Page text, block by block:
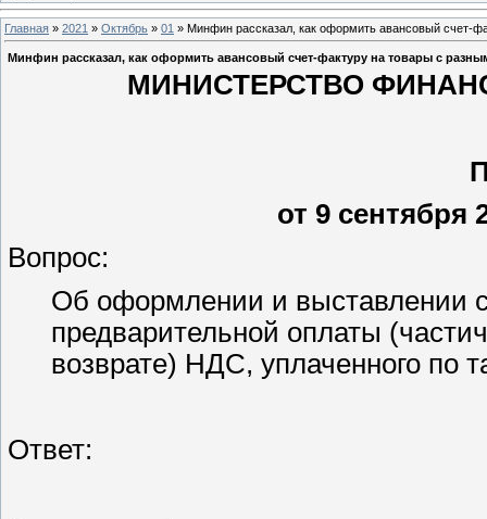
Главная » 2021 » Октябрь » 01 » Минфин рассказал, как оформить авансовый счет-
Минфин рассказал, как оформить авансовый счет-фактуру на товары с
МИНИСТЕРСТВО
от 9 сентября
Вопрос:
Об оформлении и выставлении
предварительной оплаты
возврате) НДС, уплаченного по
Ответ: